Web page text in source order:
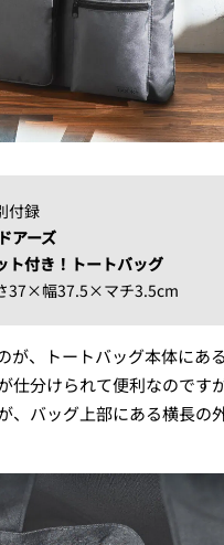
付録
アーズ
ト付き！トートバッグ
37×幅37.5×マチ3.5cm
が、トートバッグ本体にあ
仕分けられて便利なのです
、バッグ上部にある横長の